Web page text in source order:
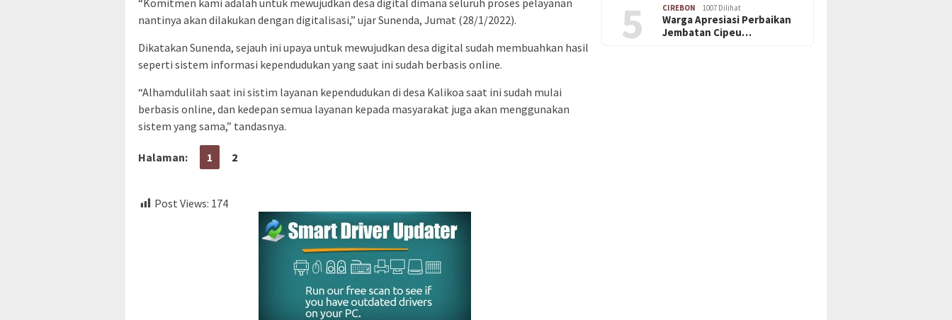
nantinya akan dilakukan dengan digitalisasi,” ujar Sunenda, Jumat (28/1/2022).
Dikatakan Sunenda, sejauh ini upaya untuk mewujudkan desa digital sudah membuahkan hasil
seperti sistem informasi kependudukan yang saat ini sudah berbasis online.
“Alhamdulilah saat ini sistim layanan kependudukan di desa Kalikoa saat ini sudah mulai
berbasis online, dan kedepan semua layanan kepada masyarakat juga akan menggunakan
sistem yang sama,” tandasnya.
Halaman: 1 2
Post Views: 174
5 CIREBON 1007 Dilihat
Warga Apresiasi Perbaikan
Jembatan Cipeu…